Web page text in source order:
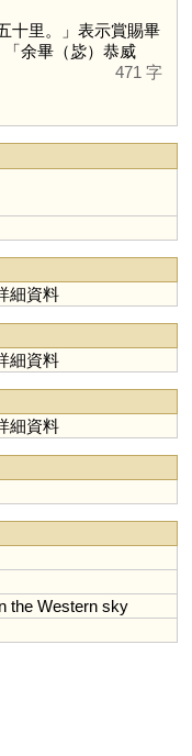
十里。」表示賞賜畢
余畢（毖）恭威
471 字
細資料
細資料
細資料
the Western sky